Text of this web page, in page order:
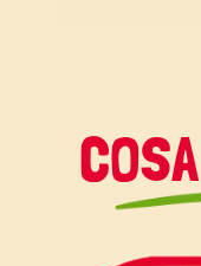
ricevuta,
nome del